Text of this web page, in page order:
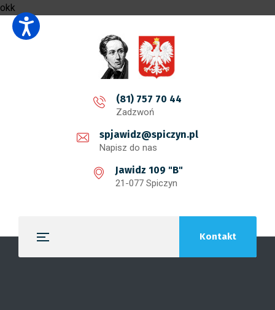
okk
(81) 757 70 44
Zadzwoń
spjawidz@spiczyn.pl
Napisz do nas
Jawidz 109 "B"
21-077 Spiczyn
Kontakt